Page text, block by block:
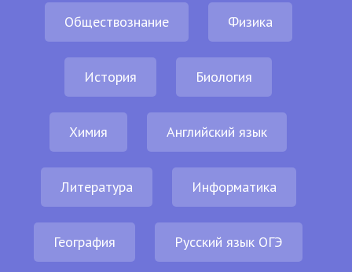
Обществознание Физика
История Биология
Химия Английский язык
Литература Информатика
География Русский язык ОГЭ